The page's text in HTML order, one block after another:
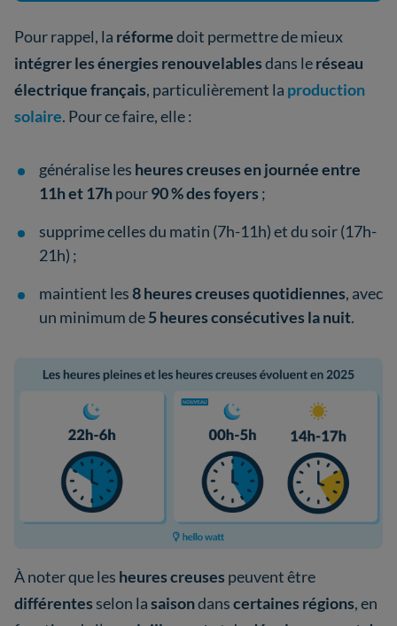
Pour rappel, la réformedoit permettre de mieux
intégrer les énergies renouvelablesdans leréseau
électrique français, particulièrement la production
solaire. Pour ce faire, elle:
généralise les heures creuses en journée entre
11h et 17hpour90 % des foyers ;
supprime celles du matin (7h-11h) et du soir (17h-
21h) ;
maintient les8 heures creuses quotidiennes, avec
un minimum de5 heures consécutives la nuit.
À noter que les heures creuses peuvent être
différentes selon lasaisondanscertaines régions, en